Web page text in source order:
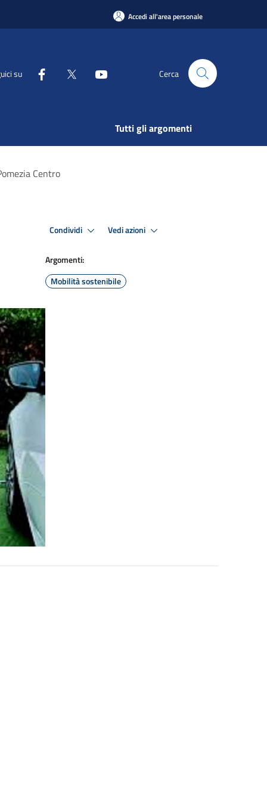
Accedi all'area personale
su Cerca
Tutti gli argomenti
Centro
Condividi Vedi azioni
Argomenti:
Mobilità sostenibile